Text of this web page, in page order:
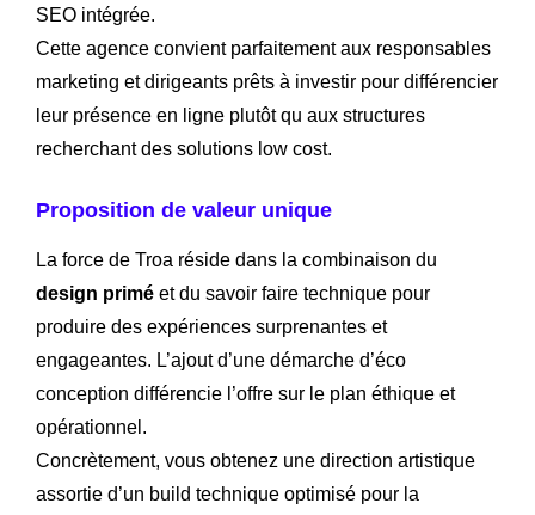
SEO intégrée.
Cette agence convient parfaitement aux responsables
marketing et dirigeants prêts à investir pour différencier
leur présence en ligne plutôt qu aux structures
recherchant des solutions low cost.
Proposition de valeur unique
La force de Troa réside dans la combinaison du
design primé et du savoir faire technique pour
produire des expériences surprenantes et
engageantes. L’ajout d’une démarche d’éco
conception différencie l’offre sur le plan éthique et
opérationnel.
Concrètement, vous obtenez une direction artistique
assortie d’un build technique optimisé pour la